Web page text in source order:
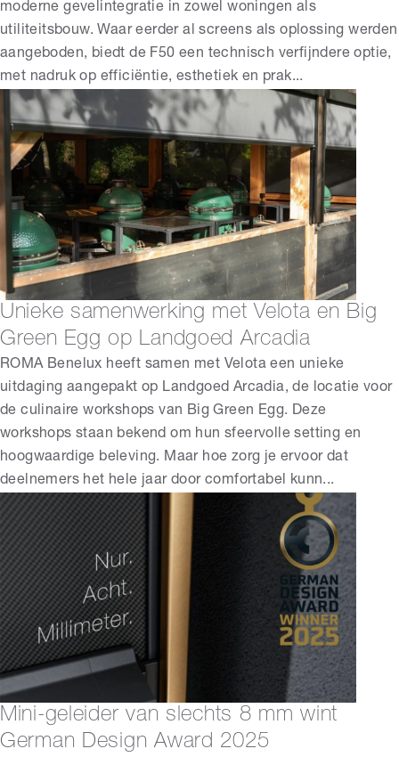
moderne gevelintegratie in zowel woningen als
utiliteitsbouw. Waar eerder al screens als oplossing werden
aangeboden, biedt de F50 een technisch verfijndere optie,
met nadruk op efficiëntie, esthetiek en prak...
Unieke samenwerking met Velota en Big
Green Egg op Landgoed Arcadia
ROMA Benelux heeft samen met Velota een unieke
uitdaging aangepakt op Landgoed Arcadia, de locatie voor
de culinaire workshops van Big Green Egg. Deze
workshops staan bekend om hun sfeervolle setting en
hoogwaardige beleving. Maar hoe zorg je ervoor dat
deelnemers het hele jaar door comfortabel kunn...
Mini-geleider van slechts 8 mm wint
German Design Award 2025